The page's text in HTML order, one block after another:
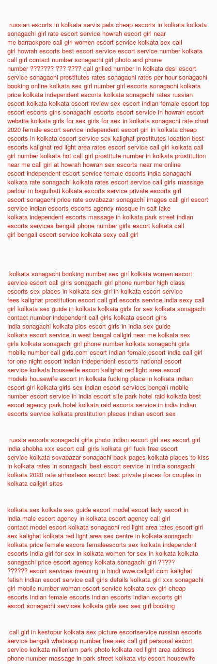
russian escorts in kolkata sarvis pals cheap escorts in kolkata kolkata
sonagachi girl rate escort service howrah escort girl near
me barrackpore call girl women escort service kolkata sex call
girl howrah escorts best escort service escort service number kolkata
call girl contact number sonagachi girl photo and phone
number ??????? ??? ???? call grilled number in kolkata desi escort
service sonagachi prostitutes rates sonagachi rates per hour sonagachi
booking online kolkata sex girl number girl escorts sonagachi kolkata
price kolkata independent escorts kolkata sonagachi rates russian
escort kolkata kolkata escort review sex escort indian female escort top
escort escorts girls sonagachi escorts escort service in howrah escort
website kolkata girls for sex girls for sex in kolkata sonagachi rate chart
2020 female escort service independent escort girl in kolkata cheap
escorts in kolkata escort service sex kalighat prostitutes location best
escorts kalighat red light area rates escort service call girl kolkata call
girl number kolkata hot call girl prostitute number in kolkata prostitution
near me call girl at howrah howrah sex escorts near me online
escort independent escort service female escorts india sonagachi
kolkata rate sonagachi kolkata rates escort service call girls massage
parlour in baguihati kolkata excorts service private escorts girl
escort sonagachi price rate sovabazar sonagachi images call girl escort
service indian escorts escorts agency mosque in salt lake
kolkata independent escorts massage in kolkata park street indian
escorts services bengali phone number girls escort kolkata call
girl bengali escort service kolkata sexy call girl
kolkata sonagachi booking number sex girl kolkata women escort
service escort call girls sonagachi girl phone number high class
escorts sex places in kolkata sex girl in kolkata escort service
fees kalighat prostitution escort call girl escorts service india sexy call
girl kolkata sex guide in kolkata kolkata girls for sex kolkata sonagachi
contact number independent call girls kolkata escort girls
india sonagachi kolkata pics escort girls in india sex guide
kolkata escort service in west bengal callgirl near me kolkata sex
girls kolkata sonagachi girl phone number kolkata sonagachi girls
mobile number call girls.com escort indian female escort india call girl
for one night escort indian independent escorts national escort
service kolkata housewife escort kalighat red light area escort
models housewife escort in kolkata fucking place in kolkata indian
escort girl kolkata girls sex indian escort services bengali mobile
number escort service in india escort site park hotel raid kolkata best
escort agency park hotel kolkata raid escorts service in india indian
escorts service kolkata prostitution places indian escort sex
russia escorts sonagachi girls photo indian escort girl sex escort girl
india shobha xxx escort call girls kolkata girl fuck free escort
service kolkata sovabazar sonagachi back pages kolkata places to kiss
in kolkata rates in sonagachi best escort service in india sonagachi
kolkata 2020 rate airhostess escort best private places for couples in
kolkata callgirl sites
kolkata sex kolkata sex guide escort model escort lady escort in
india male escort agency in kolkata escort agency call girl
contact model escort kolkata sonagachi red light area rates escort girl
sex kalighat kolkata red light area sex centre in kolkata sonagachi
kolkata price female escors femaleescorts sex kolkata independent
escorts india girl for sex in kolkata women for sex in kolkata kolkata
sonagachi price escort agency kolkata sonagachi girl ?????
?????? escort services meaning in hindi www.callgirl.com kalighat
fetish indian escort service call girls details kolkata girl xxx sonagachi
girl mobile number woman escort service kolkata sex girl cheap
escorts indian female escorts indian escorts indian excorts girl
escort sonagachi services kolkata girls sex sex girl booking
call girl in kestopur kolkata sex picture escortservice russian escorts
service bengali whatsapp number free sex call girl personal escort
service kolkata millenium park photo kolkata red light area address
phone number massage in park street kolkata vip escort housewife